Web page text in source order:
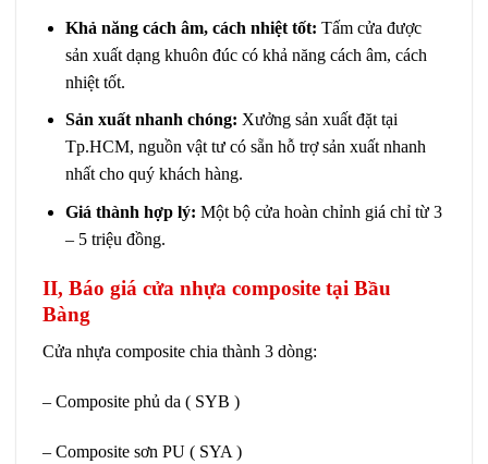
Khả năng cách âm, cách nhiệt tốt: Tấm cửa được
sản xuất dạng khuôn đúc có khả năng cách âm, cách
nhiệt tốt.
Sản xuất nhanh chóng: Xưởng sản xuất đặt tại
Tp.HCM, nguồn vật tư có sẵn hỗ trợ sản xuất nhanh
nhất cho quý khách hàng.
Giá thành hợp lý: Một bộ cửa hoàn chỉnh giá chỉ từ 3
– 5 triệu đồng.
II, Báo giá cửa nhựa composite tại Bầu
Bàng
Cửa nhựa composite chia thành 3 dòng:
– Composite phủ da ( SYB )
– Composite sơn PU ( SYA )